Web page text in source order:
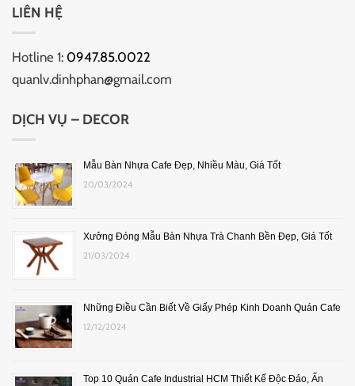
LIÊN HỆ
Hotline 1: 0947.85.0022
quanlv.dinhphan@gmail.com
DỊCH VỤ – DECOR
Mẫu Bàn Nhựa Cafe Đẹp, Nhiều Màu, Giá Tốt
20/03/2024
Xưởng Đóng Mẫu Bàn Nhựa Trà Chanh Bền Đẹp, Giá Tốt
21/03/2024
Những Điều Cần Biết Về Giấy Phép Kinh Doanh Quán Cafe
12/12/2024
Top 10 Quán Cafe Industrial HCM Thiết Kế Độc Đáo, Ấn